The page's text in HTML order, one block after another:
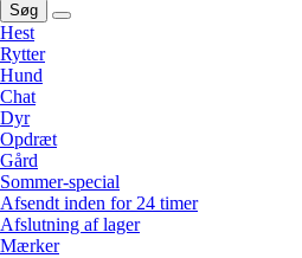
Søg
Hest
Rytter
Hund
Chat
Dyr
Opdræt
Gård
Sommer-special
Afsendt inden for 24 timer
Afslutning af lager
Mærker